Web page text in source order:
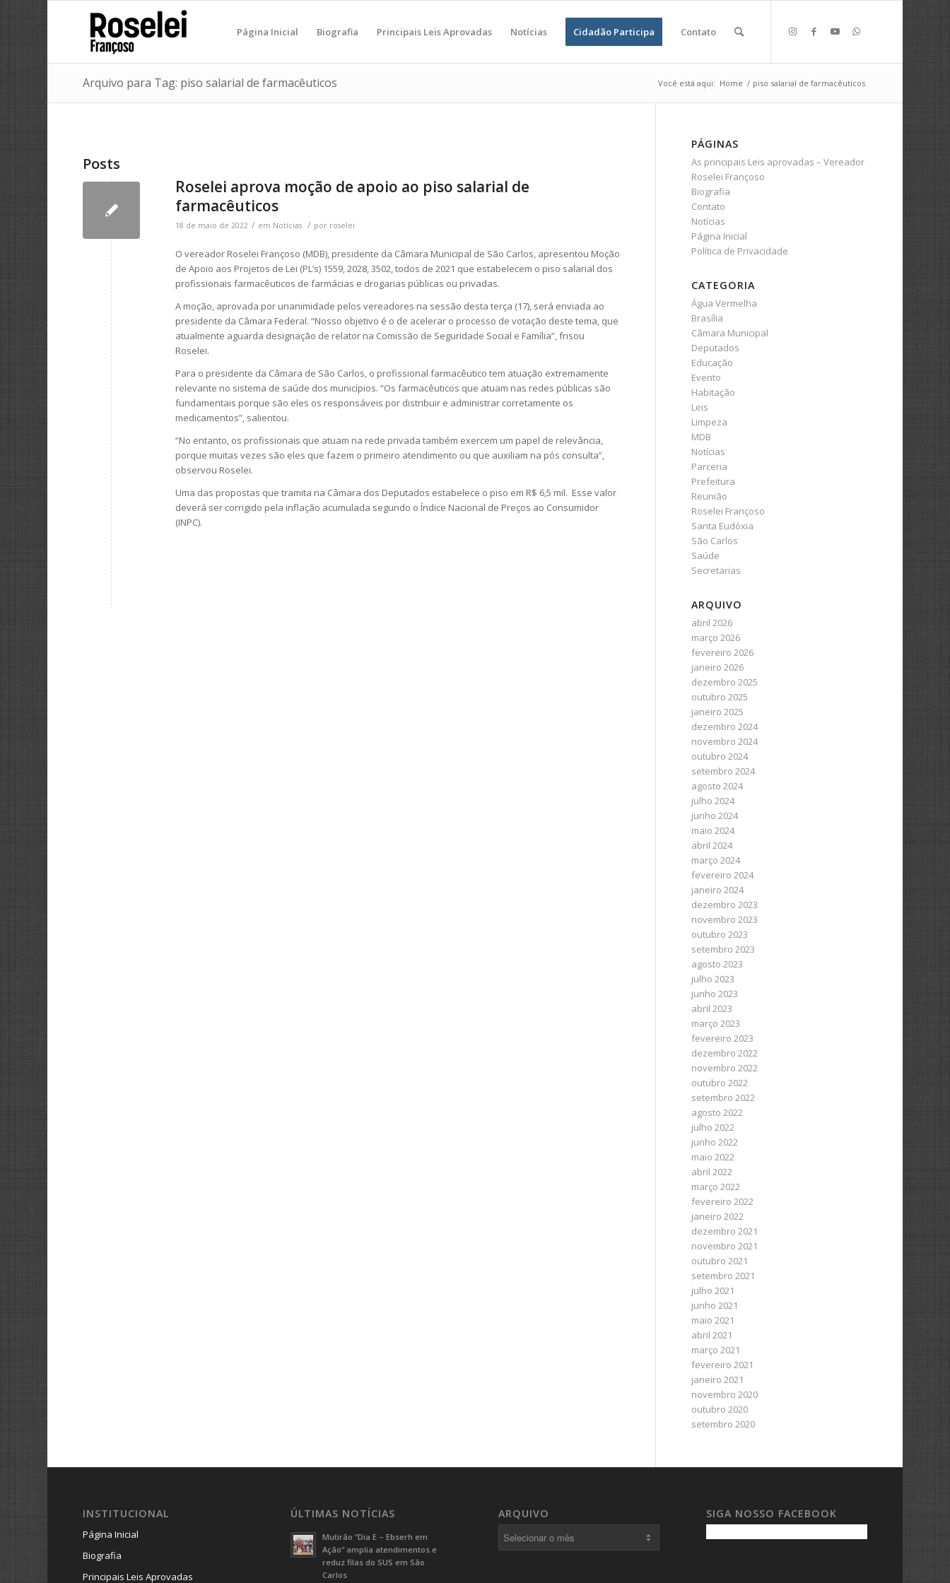
Página Inicial Biografia Principais Leis Aprovadas Notícias Cidadão Participa Contato
Arquivo para Tag: piso salarial de farmacêuticos Você está aqui: Home / piso salarial de farmacêuticos
Posts
Roselei aprova moção de apoio ao piso salarial de
farmacêuticos
18 de maio de 2022 / em Notícias / por roselei
O vereador Roselei Françoso (MDB), presidente da Câmara Municipal de São Carlos, apresentou Moção
de Apoio aos Projetos de Lei (PL’s) 1559, 2028, 3502, todos de 2021 que estabelecem o piso salarial dos
profissionais farmacêuticos de farmácias e drogarias públicas ou privadas.
A moção, aprovada por unanimidade pelos vereadores na sessão desta terça (17), será enviada ao
presidente da Câmara Federal. “Nosso objetivo é o de acelerar o processo de votação deste tema, que
atualmente aguarda designação de relator na Comissão de Seguridade Social e Família”, frisou
Roselei.
Para o presidente da Câmara de São Carlos, o profissional farmacêutico tem atuação extremamente
relevante no sistema de saúde dos municípios. “Os farmacêuticos que atuam nas redes públicas são
fundamentais porque são eles os responsáveis por distribuir e administrar corretamente os
medicamentos”, salientou.
“No entanto, os profissionais que atuam na rede privada também exercem um papel de relevância,
porque muitas vezes são eles que fazem o primeiro atendimento ou que auxiliam na pós consulta”,
observou Roselei.
Uma das propostas que tramita na Câmara dos Deputados estabelece o piso em R$ 6,5 mil. Esse valor
deverá ser corrigido pela inflação acumulada segundo o Índice Nacional de Preços ao Consumidor
(INPC).
PÁGINAS
As principais Leis aprovadas – Vereador
Roselei Françoso
Biografia
Contato
Notícias
Página Inicial
Política de Privacidade
CATEGORIA
Água Vermelha
Brasília
Câmara Municipal
Deputados
Educação
Evento
Habitação
Leis
Limpeza
MDB
Notícias
Parceria
Prefeitura
Reunião
Roselei Françoso
Santa Eudóxia
São Carlos
Saúde
Secretarias
ARQUIVO
abril 2026
março 2026
fevereiro 2026
janeiro 2026
dezembro 2025
outubro 2025
janeiro 2025
dezembro 2024
novembro 2024
outubro 2024
setembro 2024
agosto 2024
julho 2024
junho 2024
maio 2024
abril 2024
março 2024
fevereiro 2024
janeiro 2024
dezembro 2023
novembro 2023
outubro 2023
setembro 2023
agosto 2023
julho 2023
junho 2023
abril 2023
março 2023
fevereiro 2023
dezembro 2022
novembro 2022
outubro 2022
setembro 2022
agosto 2022
julho 2022
junho 2022
maio 2022
abril 2022
março 2022
fevereiro 2022
janeiro 2022
dezembro 2021
novembro 2021
outubro 2021
setembro 2021
julho 2021
junho 2021
maio 2021
abril 2021
março 2021
fevereiro 2021
janeiro 2021
novembro 2020
outubro 2020
setembro 2020
INSTITUCIONAL
Página Inicial
Biografia
Principais Leis Aprovadas
ÚLTIMAS NOTÍCIAS
Mutirão “Dia E – Ebserh em
Ação” amplia atendimentos e
reduz filas do SUS em São
Carlos
ARQUIVO SIGA NOSSO FACEBOOK